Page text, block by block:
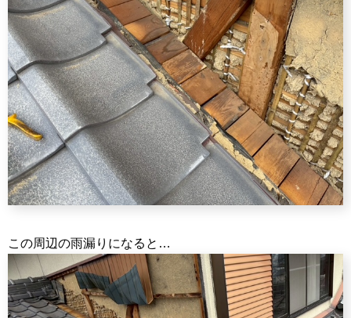
この周辺の雨漏りになると…